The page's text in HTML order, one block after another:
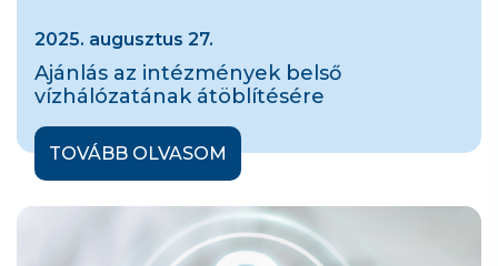
2025. augusztus 27.
Ajánlás az intézmények belső
vízhálózatának átöblítésére
TOVÁBB OLVASOM